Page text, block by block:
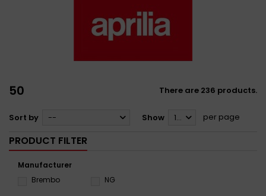
50 There are 236 products.
Sort by -- Show 12 per page
PRODUCT FILTER
Manufacturer
Brembo
NG